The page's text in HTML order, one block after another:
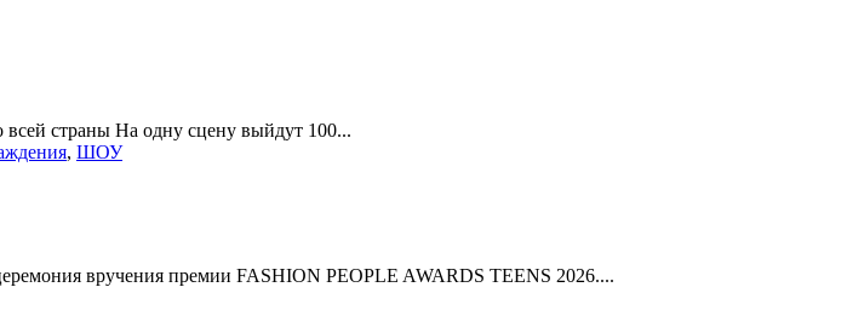
страны На одну сцену выйдут 100...
, ШОУ
вручения премии FASHION PEOPLE AWARDS TEENS 2026....